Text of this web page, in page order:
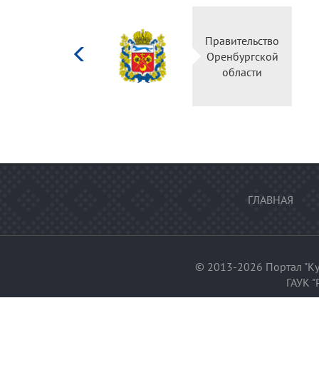
Правительство
Оренбургской
области
ГЛАВНАЯ
© 2013-2026 Портал
ГАУК